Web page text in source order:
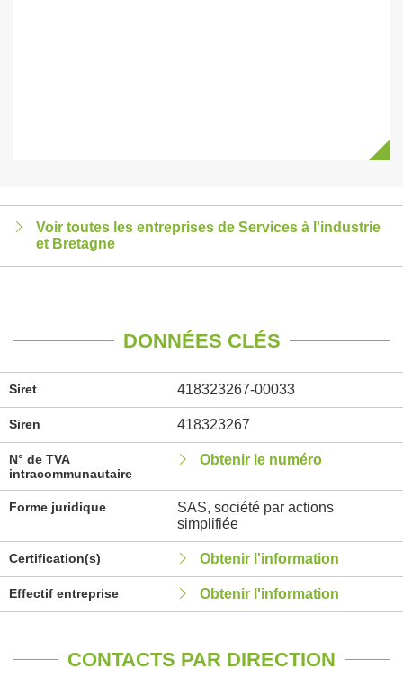
Voir toutes les entreprises de Services à l'industrie
et Bretagne
DONNÉES CLÉS
Siret 418323267-00033
Siren 418323267
N° de TVA
intracommunautaire
Obtenir le numéro
Forme juridique
SAS, société par actions
simplifiée
Certification(s) Obtenir l'information
Effectif entreprise Obtenir l'information
CONTACTS PAR DIRECTION